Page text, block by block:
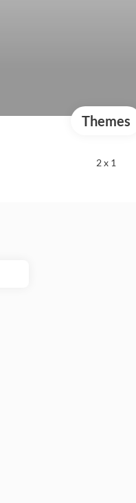
Themes
2 x 1